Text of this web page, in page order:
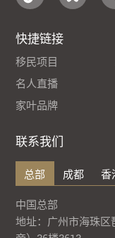
快捷链接
移民项目
名人直播
家叶品牌
联系我们
总部 成都 香
中国总部
地址：广州市海珠区